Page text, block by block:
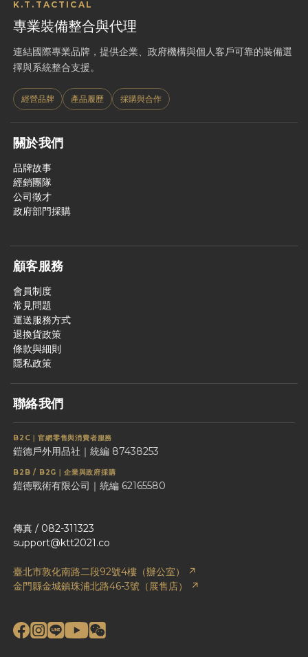
K.T.TACTICAL
專業裝備整合與代理
連結國際專業品牌，提供企業、政府機構與個人客戶可靠的裝備選
擇與系統整合支援。
經營品牌 產品履歷 採購與合作
關於我們
品牌故事
經銷團隊
公司徵才
政府部門採購
顧客服務
會員制度
常見問題
運送服務方式
退換貨政策
條款與細則
隱私政策
聯絡我們
B2C｜官網零售與消費者服務
鎧德戶外用品社｜統編 87438253
B2B / B2G｜企業與政府採購
鎧德戰術有限公司｜統編 62165580
傳真 / 082-311323
support@ktt2021.co
臺北市敦化南路二段92號4樓（辦公室） ↗
金門縣金城鎮珠浦北路46-3號（展售店） ↗